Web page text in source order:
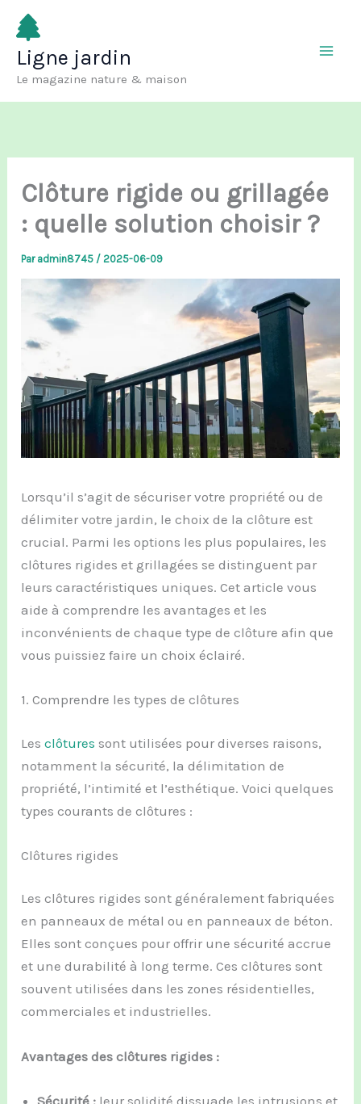
Aller
contenu
Ligne jardin
Le magazine nature & maison
Clôture rigide ou grillagée
: quelle solution choisir ?
Par admin8745 /2025-06-09
Lorsqu’il s’agit de sécuriser votre propriété ou de
délimiter votre jardin, le choix de la clôture est
crucial. Parmi les options les plus populaires, les
clôtures rigides et grillagées se distinguent par
leurs caractéristiques uniques. Cet article vous
aide à comprendre les avantages et les
inconvénients de chaque type de clôture afin que
vous puissiez faire un choix éclairé.
1. Comprendre les types de clôtures
Lesclôtures sont utilisées pour diverses raisons,
notamment la sécurité, la délimitation de
propriété, l’intimité et l’esthétique. Voici quelques
types courants de clôtures :
Clôtures rigides
Les clôtures rigides sont généralement fabriquées
en panneaux de métal ou en panneaux de béton.
Elles sont conçues pour offrir une sécurité accrue
et une durabilité à long terme. Ces clôtures sont
souvent utilisées dans les zones résidentielles,
commerciales et industrielles.
Avantages des clôtures rigides :
Sécurité : leur solidité dissuade les intrusions et